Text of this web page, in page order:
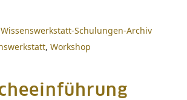
Wissenswerkstatt-Schulungen-Archiv
, Workshop